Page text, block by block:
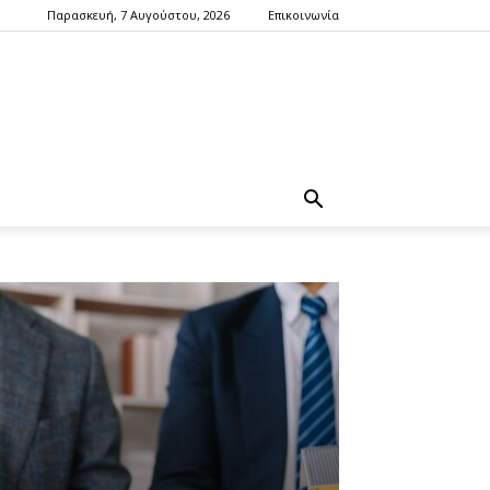
Παρασκευή, 7 Αυγούστου, 2026 Επικοινωνία